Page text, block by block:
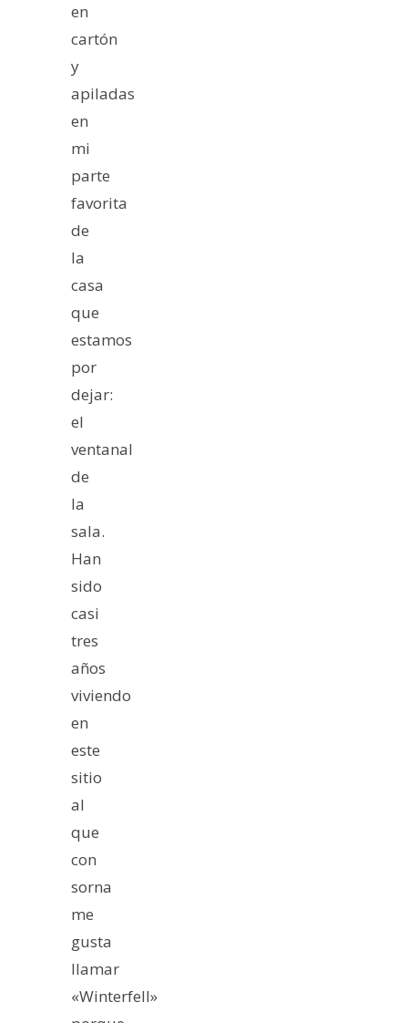
en
cartón
y
apiladas
en
mi
parte
favorita
de
la
casa
que
estamos
por
dejar:
el
ventanal
de
la
sala.
Han
sido
casi
tres
años
viviendo
en
este
sitio
al
que
con
sorna
me
gusta
llamar
«Winterfell»